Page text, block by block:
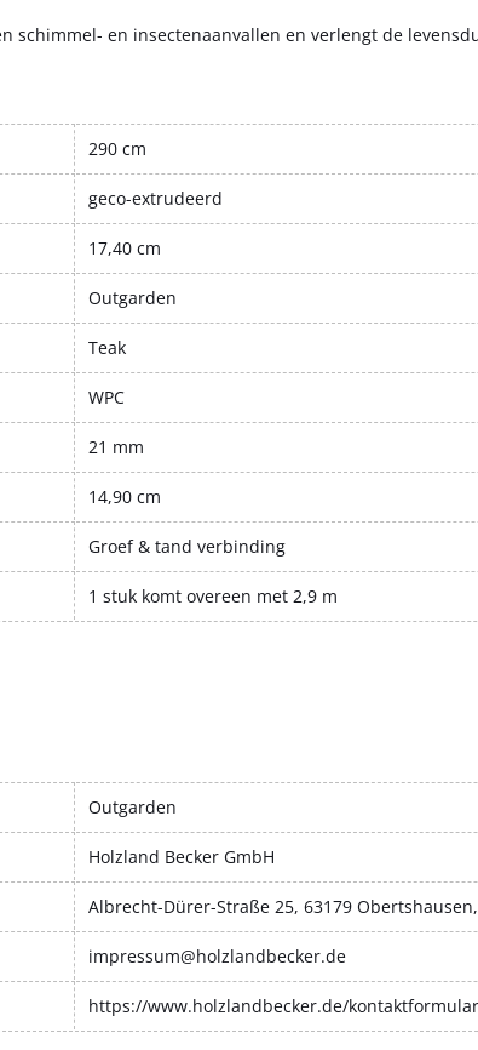
schimmel- en insectenaanvallen en verlengt de
290 cm
geco-extrudeerd
17,40 cm
Outgarden
Teak
WPC
21 mm
14,90 cm
Groef & tand verbinding
1 stuk komt overeen met 2,9 m
Outgarden
Holzland Becker GmbH
Albrecht-Dürer-Straße 25, 63179
impressum@holzlandbecker.de
https://www.holzlandbecker.de/kontaktformular